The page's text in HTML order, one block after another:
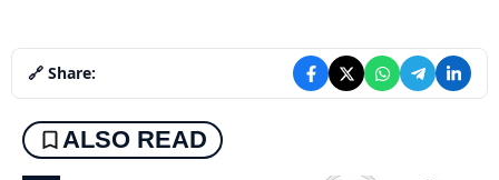
🔗 Share:
ALSO READ